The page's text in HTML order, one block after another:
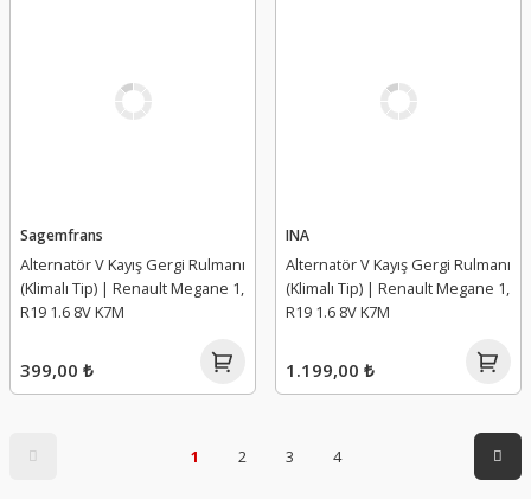
Sagemfrans
Alternatör V Kayış Gergi Rulmanı
(Klimalı Tip) | Renault Megane 1,
R19 1.6 8V K7M
399,00 ₺
INA
Alternatör V Kayış Gergi Rulmanı
(Klimalı Tip) | Renault Megane 1,
R19 1.6 8V K7M
1.199,00 ₺
1 2 3 4